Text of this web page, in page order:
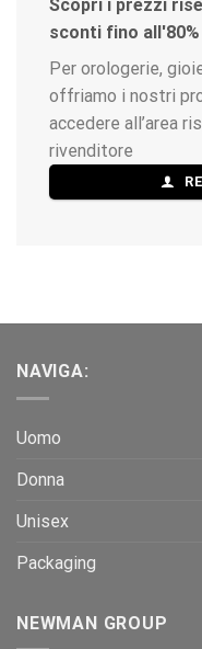
Scopri i prezzi
sconti fino all'80%
Per orologerie,
offriamo i nostri
accedere all’area
rivenditore
NAVIGA:
Uomo
Donna
Unisex
Packaging
NEWMAN GROUP